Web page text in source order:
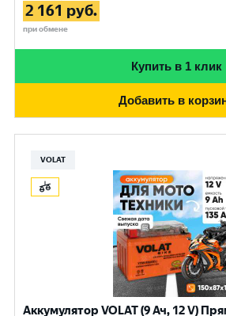
2 161 руб.
при обмене
Купить в 1 клик
Добавить в
VOLAT
Аккумулятор VOLAT (9 Ач, 12 V)